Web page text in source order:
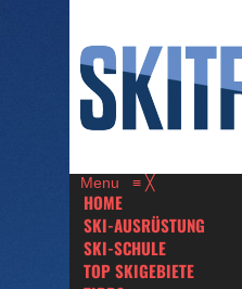
Menu ≡ ╳
HOME
SKI-AUSRÜSTUNG
SKI-SCHULE
TOP SKIGEBIETE